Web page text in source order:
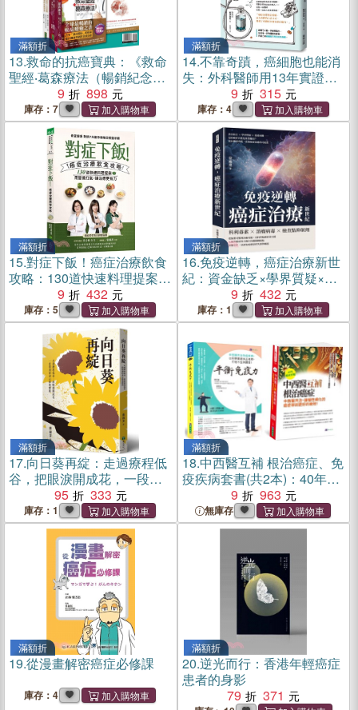
滿額折
13.救命的抗癌寶典：《救命
聖經‧葛森療法（暢銷紀念
版）》＋《餓死癌細胞救命
必讀聖經》
9 898
庫存：7
滿額折
14.不靠奇蹟，癌細胞也能消
失：外科醫師用13年實證的5
大抗癌生活習慣
9 315
庫存：4
滿額折
15.對症下飯！癌症治療飲食
攻略：130道快速料理提案，
用營養打氣，讓治療更有
力！
9 432
庫存：5
滿額折
16.免疫逆轉，癌症治療新世
紀：資金缺乏×學界質疑×道
德兩難……是抗癌奇兵還是
商業騙局？從危機到奇蹟，
重啟癌症治癒的可能性
9 432
庫存：1
滿額折
17.向日葵再綻：走過療程低
谷，把眼淚開成花，一段深
刻的身心修復歷程
95 333
庫存：1
滿額折
18.中西醫互補 根治癌症、免
疫疾病套書(共2本)：40年臨
床經驗 中西醫互補 根治癌症
+平衡免疫力：中西醫共治免
疫疾病
9 963
無庫存
滿額折
19.從漫畫解密癌症必修課
庫存：4
滿額折
20.逆光而行：香港年輕癌症
患者的身影
79
371